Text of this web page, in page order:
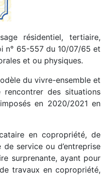
résidentiel, tertiaire,
n° 65-557 du 10/07/65 et
et ou physiques.
du vivre-ensemble et
des situations
en 2020/2021 en
en copropriété, de
service ou d’entreprise
surprenante, ayant pour
travaux en copropriété,